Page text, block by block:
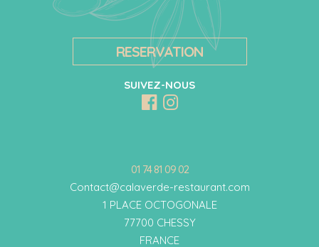
RESERVATION
SUIVEZ-NOUS
01 74 81 09 02
Contact@calaverde-restaurant.com
1 PLACE OCTOGONALE
77700 CHESSY
FRANCE